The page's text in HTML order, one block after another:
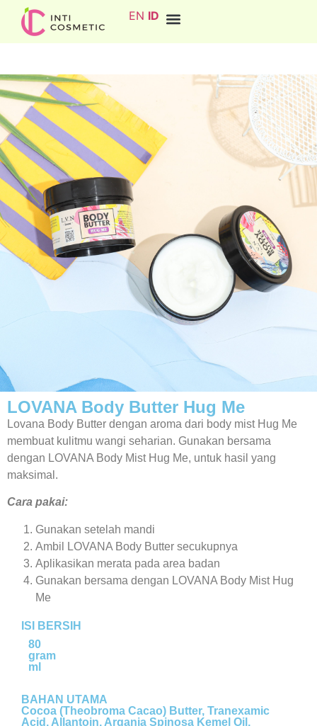
EN ID
LOVANA Body Butter Hug Me
Lovana Body Butter dengan aroma dari body mist Hug Me
membuat kulitmu wangi seharian. Gunakan bersama
dengan LOVANA Body Mist Hug Me, untuk hasil yang
maksimal.
Cara pakai:
Gunakan setelah mandi
Ambil LOVANA Body Butter secukupnya
Aplikasikan merata pada area badan
Gunakan bersama dengan LOVANA Body Mist Hug
Me
ISI BERSIH
80
gram
ml
BAHAN UTAMA
Cocoa (Theobroma Cacao) Butter, Tranexamic
Acid, Allantoin, Argania Spinosa Kemel Oil,